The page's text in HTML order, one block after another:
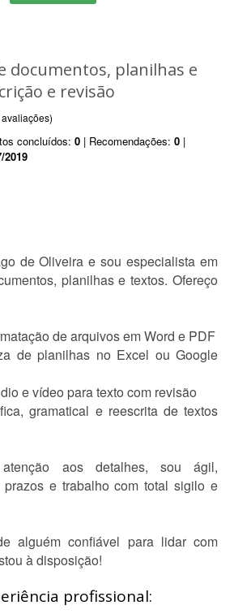
documentos, planilhas e
e revisão
concluídos: 0 | Recomendações: 0 |
2019
de Oliveira e sou especialista em
planilhas e textos. Ofereço
de arquivos em Word e PDF
de planilhas no Excel ou Google
e vídeo para texto com revisão
gramatical e reescrita de textos
aos detalhes, sou ágil,
prazos e trabalho com total sigilo e
alguém confiável para lidar com
à disposição!
profissional: